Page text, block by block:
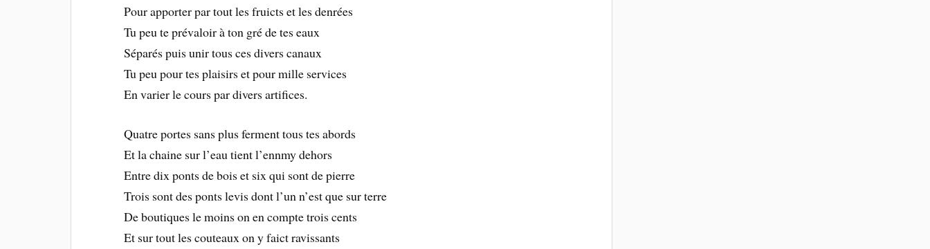
Pour apporter par tout les fruicts et les denrées
Tu peu te prévaloir à ton gré de tes eaux
Séparés puis unir tous ces divers canaux
Tu peu pour tes plaisirs et pour mille services
En varier le cours par divers artifices.
Quatre portes sans plus ferment tous tes abords
Et la chaine sur l’eau tient l’ennmy dehors
Entre dix ponts de bois et six qui sont de pierre
Trois sont des ponts levis dont l’un n’est que sur terre
De boutiques le moins on en compte trois cents
Et sur tout les couteaux on y faict ravissants